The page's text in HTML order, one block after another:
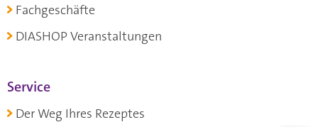
Fachgeschäfte
DIASHOP Veranstaltungen
Service
Der Weg Ihres Rezeptes